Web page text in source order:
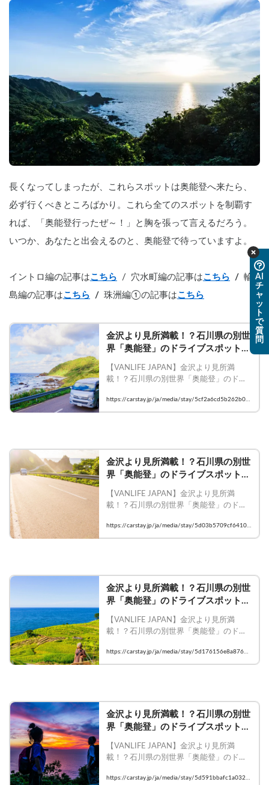
長くなってしまったが、これらスポットは奥能登へ来たら、
必ず行くべきところばかり。これら全てのスポットを制覇す
れば、「奥能登行ったぜ～！」と胸を張って言えるだろう。
いつか、あなたと出会えるのと、奥能登で待っていますよ。
イントロ編の記事はこちら /  穴水町編の記事はこちら / 輪
島編の記事はこちら / 珠洲編①の記事はこちら
金沢より見所満載！？石川県の別世
界「奥能登」のドライブスポット
【VANLIFE JAPAN】金沢より見所満
載！？石川県の別世界「奥能登」のドラ
    #Carstay #VANLIFE #車中泊
https://carstay.jp/ja/media/stay/5cf2a6cd5b262b06
8507187b
金沢より見所満載！？石川県の別世
界「奥能登」のドライブスポット
【VANLIFE JAPAN】金沢より見所満
載！？石川県の別世界「奥能登」のドラ
    #Carstay #VANLIFE #車中泊
https://carstay.jp/ja/media/stay/5d03b5709cf64104
11c96f5a
金沢より見所満載！？石川県の別世
界「奥能登」のドライブスポット
【VANLIFE JAPAN】金沢より見所満
載！？石川県の別世界「奥能登」のドラ
    #Carstay #VANLIFE #車中泊 #田舎バッ
クパッカー
https://carstay.jp/ja/media/stay/5d176156e8a8763a
f4cb54a6
金沢より見所満載！？石川県の別世
界「奥能登」のドライブスポット
【VANLIFE JAPAN】金沢より見所満
載！？石川県の別世界「奥能登」のドラ
    #Carstay #VANLIFEJAPAN #車中泊
https://carstay.jp/ja/media/stay/5d591bbafc1a0327
AI
チ
ャ
ッ
ト
で
質
問